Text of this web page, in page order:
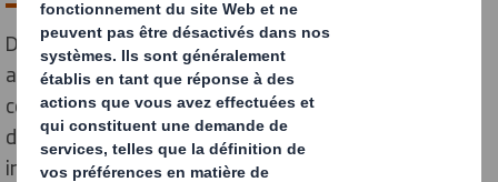
Découvrez l'impact environnemental du plastique, les
alternatives attractives existantes, et explorez
comment DS Smith, en tant que fournisseur
d'emballages durables, propose des solutions
innovantes.